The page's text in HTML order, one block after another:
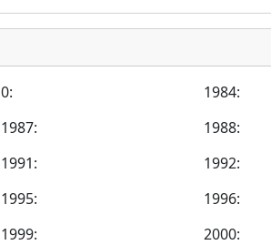
0: 1984:
1987: 1988:
1991: 1992:
1995: 1996:
1999: 2000: